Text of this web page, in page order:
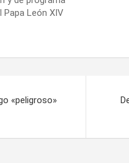
Papa León XIV
«peligroso»